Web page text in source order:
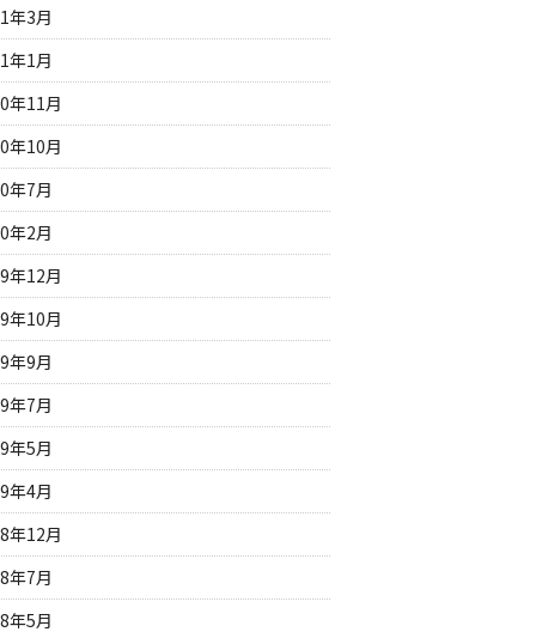
年3月
年1月
年11月
年10月
年7月
年2月
年12月
年10月
年9月
年7月
年5月
年4月
年12月
年7月
年5月